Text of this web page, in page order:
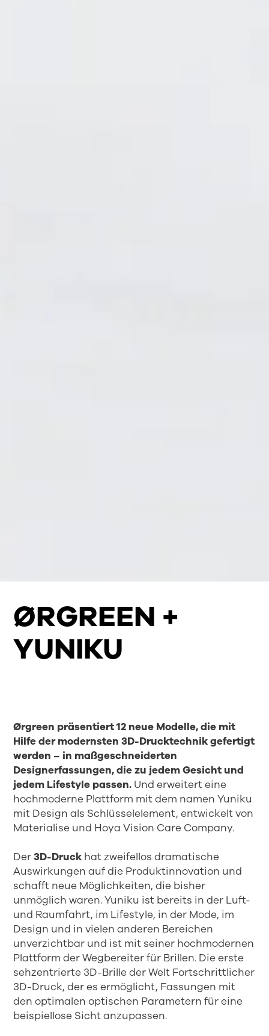
ØRGREEN +
YUNIKU
Ørgreen präsentiert 12 neue Modelle, die mit
Hilfe der modernsten 3D-Drucktechnik gefertigt
werden – in maßgeschneiderten
Designerfassungen, die zu jedem Gesicht und
jedem Lifestyle passen. Und erweitert eine
hochmoderne Plattform mit dem namen Yuniku
mit Design als Schlüsselelement, entwickelt von
Materialise und Hoya Vision Care Company.
Der3D-Druckhat zweifellos dramatische
Auswirkungen auf die Produktinnovation und
schafft neue Möglichkeiten, die bisher
unmöglich waren. Yuniku ist bereits in der Luft-
und Raumfahrt, im Lifestyle, in der Mode, im
Design und in vielen anderen Bereichen
unverzichtbar und ist mit seiner hochmodernen
Plattform der Wegbereiter für Brillen. Die erste
sehzentrierte 3D-Brille der Welt Fortschrittlicher
3D-Druck, der es ermöglicht, Fassungen mit
den optimalen optischen Parametern für eine
beispiellose Sicht anzupassen.